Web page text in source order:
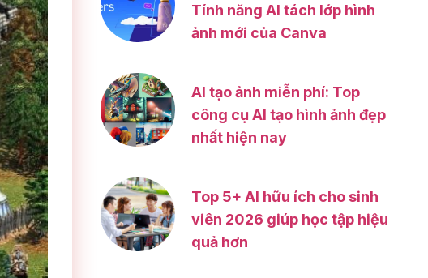
Tính năng AI tách lớp hình
ảnh mới của Canva
AI tạo ảnh miễn phí: Top
công cụ AI tạo hình ảnh đẹp
nhất hiện nay
Top 5+ AI hữu ích cho sinh
viên 2026 giúp học tập hiệu
quả hơn